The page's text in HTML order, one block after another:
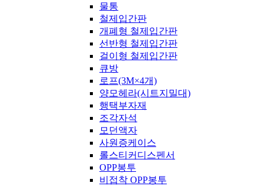
물통
철제입간판
개폐형 철제입간판
선반형 철제입간판
걸이형 철제입간판
큐방
로프(3M×4개)
양모헤라(시트지밀대)
행택부자재
조각자석
모던액자
사원증케이스
롤스티커디스펜서
OPP봉투
비접착 OPP봉투